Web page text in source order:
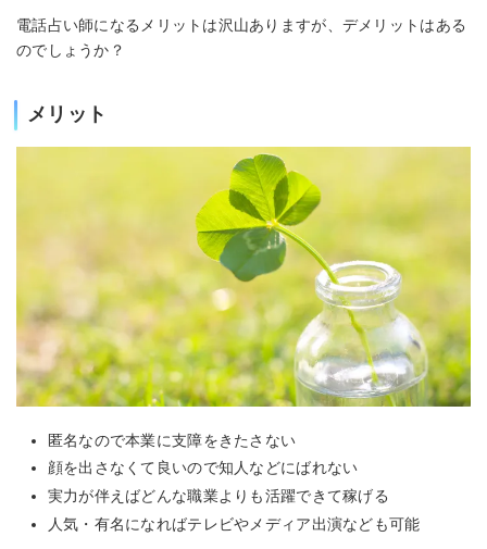
電話占い師になるメリットは沢山ありますが、デメリットはある
のでしょうか？
メリット
匿名なので本業に支障をきたさない
顔を出さなくて良いので知人などにばれない
実力が伴えばどんな職業よりも活躍できて稼げる
人気・有名になればテレビやメディア出演なども可能